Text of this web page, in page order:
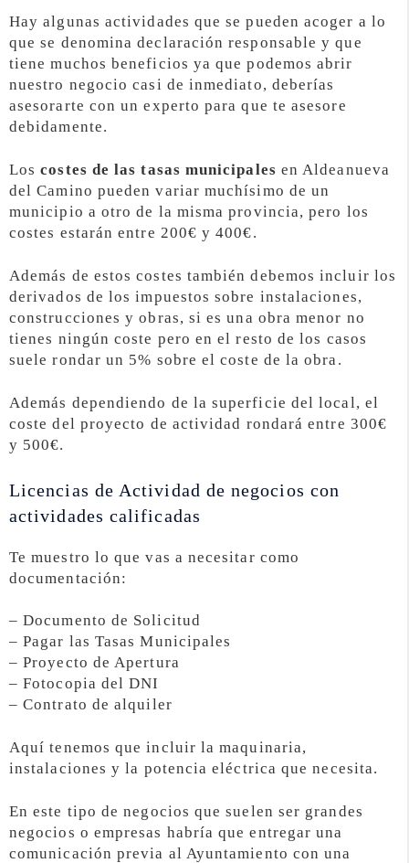
Hay algunas actividades que se pueden acoger a lo
que se denomina declaración responsable y que
tiene muchos beneficios ya que podemos abrir
nuestro negocio casi de inmediato, deberías
asesorarte con un experto para que te asesore
debidamente.
Loscostes de las tasas municipales en Aldeanueva
del Camino pueden variar muchísimo de un
municipio a otro de la misma provincia, pero los
costes estarán entre 200€ y 400€.
Además de estos costes también debemos incluir los
derivados de los impuestos sobre instalaciones,
construcciones y obras, si es una obra menor no
tienes ningún coste pero en el resto de los casos
suele rondar un 5% sobre el coste de la obra.
Además dependiendo de la superficie del local, el
coste del proyecto de actividad rondará entre 300€
y 500€.
Licencias de Actividad de negocios con
actividades calificadas
Te muestro lo que vas a necesitar como
documentación:
– Documento de Solicitud
– Pagar las Tasas Municipales
– Proyecto de Apertura
– Fotocopia del DNI
– Contrato de alquiler
Aquí tenemos que incluir la maquinaria,
instalaciones y la potencia eléctrica que necesita.
En este tipo de negocios que suelen ser grandes
negocios o empresas habría que entregar una
comunicación previa al Ayuntamiento con una